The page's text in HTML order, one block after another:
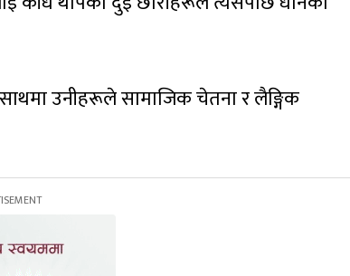
उनीहरूले सामाजिक चेतना र लैङ्गिक